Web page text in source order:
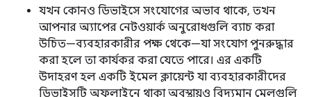
যখন কোনও ডিভাইসে সংযোগের অভাব থাকে, তখন
আপনার অ্যাপের নেটওয়ার্ক অনুরোধগুলি ব্যাচ করা
উচিত—ব্যবহারকারীর পক্ষ থেকে—যা সংযোগ পুনরুদ্ধার
করা হলে তা কার্যকর করা যেতে পারে। এর একটি
উদাহরণ হল একটি ইমেল ক্লায়েন্ট যা ব্যবহারকারীদের
ডিভাইসটি অফলাইনে থাকা অবস্থায়ও বিদ্যমান মেলগুলি